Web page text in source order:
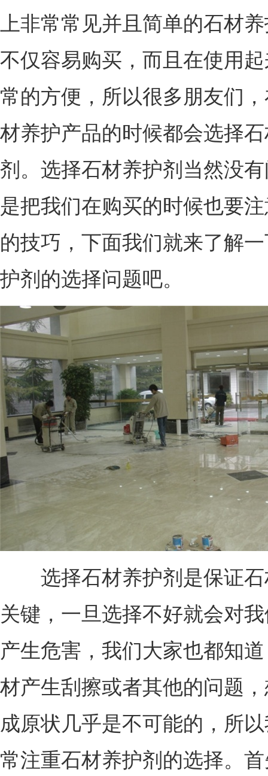
上非常常见并且简单的石材
不仅容易购买，而且在使用
常的方便，所以很多朋友们
材养护产品的时候都会选择
剂。选择石材养护剂当然没
是把我们在购买的时候也要
的技巧，下面我们就来了解
护剂的选择问题吧。
选择石材养护剂是保证石
关键，一旦选择不好就会对
产生危害，我们大家也都知
材产生刮擦或者其他的问题
成原状几乎是不可能的，所
常注重石材养护剂的选择。